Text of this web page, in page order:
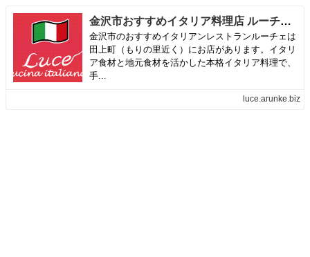
金沢市おすすめイタリア料理店 ルーチェ Luce
金沢市のおすすめイタリアンレストランルーチェは
田上町（もりの里近く）にお店があります。イタリ
ア食材と地元食材を活かした本格イタリア料理で、
手...
luce.arunke.biz